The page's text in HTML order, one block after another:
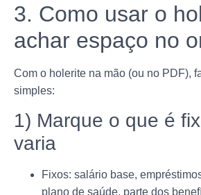
3. Como usar o
achar espaço no
Com o holerite na mão (ou no PDF),
simples:
1) Marque o que é
varia
Fixos: salário base,
plano de saúde, parte dos